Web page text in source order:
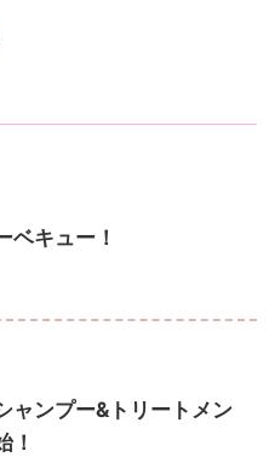
ベキュー！
ャンプー&トリートメン
！